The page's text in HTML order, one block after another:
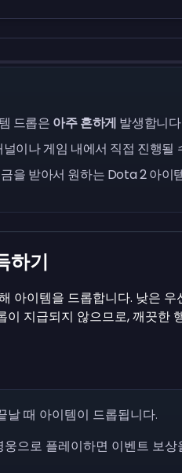
드롭은 아주 흔하게 발생합니다
이나 게임 내에서 직접 진행될
을 받아서 원하는 Dota 2 아이
하기
아이템을 드롭합니다. 낮은 우
지급되지 않으므로, 깨끗한
날 때 아이템이 드롭됩니다.
웅으로 플레이하면 이벤트 보